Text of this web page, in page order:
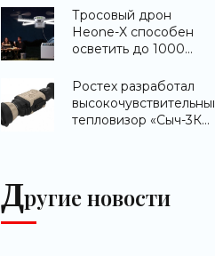
ноги после
тренировки -
«Гаджеты»
Тросовый дрон
Heone-X способен
осветить до 1000
земли -
«Беспилотники»
Ростех разработал
высокочувствительный
тепловизор «Сыч-3К»
Другие новости